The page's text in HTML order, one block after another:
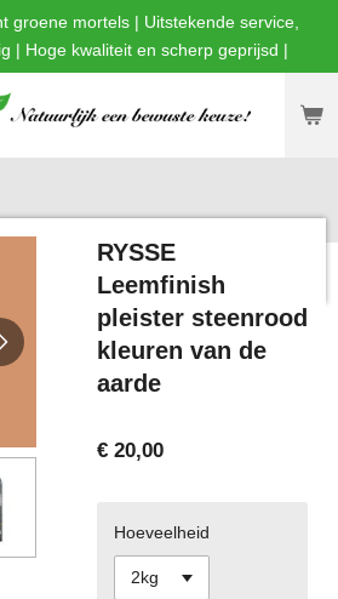
groene mortels | Uitstekende service,
| Hoge kwaliteit en scherp geprijsd |
RYSSE
Leemfinish
pleister steenrood
kleuren van de
aarde
€ 20,00
Hoeveelheid